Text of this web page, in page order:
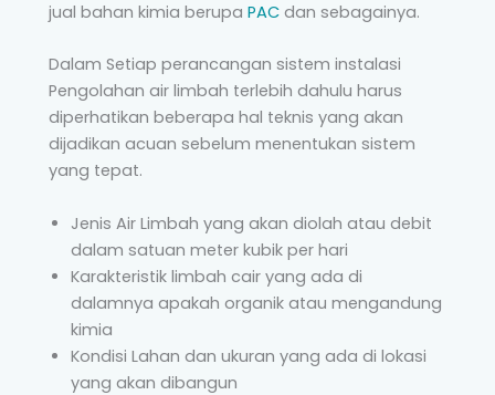
jual bahan kimia berupa PAC dan sebagainya.
Dalam Setiap perancangan sistem instalasi
Pengolahan air limbah terlebih dahulu harus
diperhatikan beberapa hal teknis yang akan
dijadikan acuan sebelum menentukan sistem
yang tepat.
Jenis Air Limbah yang akan diolah atau debit
dalam satuan meter kubik per hari
Karakteristik limbah cair yang ada di
dalamnya apakah organik atau mengandung
kimia
Kondisi Lahan dan ukuran yang ada di lokasi
yang akan dibangun